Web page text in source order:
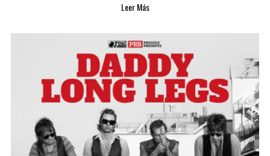
Leer Más